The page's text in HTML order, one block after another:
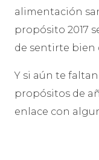
alimentación
propósito 2017
de sentirte bien
Y si aún te
propósitos de
enlace con